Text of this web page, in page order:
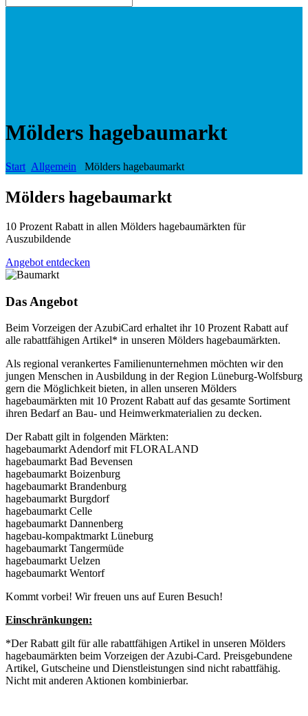
Mölders hagebaumarkt
Start Allgemein Mölders hagebaumarkt
Mölders hagebaumarkt
10 Prozent Rabatt in allen Mölders hagebaumärkten für
Auszubildende
Angebot entdecken
Das Angebot
Beim Vorzeigen der AzubiCard erhaltet ihr 10 Prozent Rabatt auf
alle rabattfähigen Artikel* in unseren Mölders hagebaumärkten.
Als regional verankertes Familienunternehmen möchten wir den
jungen Menschen in Ausbildung in der Region Lüneburg-Wolfsburg
gern die Möglichkeit bieten, in allen unseren Mölders
hagebaumärkten mit 10 Prozent Rabatt auf das gesamte Sortiment
ihren Bedarf an Bau- und Heimwerkmaterialien zu decken.
Der Rabatt gilt in folgenden Märkten:
hagebaumarkt Adendorf mit FLORALAND
hagebaumarkt Bad Bevensen
hagebaumarkt Boizenburg
hagebaumarkt Brandenburg
hagebaumarkt Burgdorf
hagebaumarkt Celle
hagebaumarkt Dannenberg
hagebau-kompaktmarkt Lüneburg
hagebaumarkt Tangermüde
hagebaumarkt Uelzen
hagebaumarkt Wentorf
Kommt vorbei! Wir freuen uns auf Euren Besuch!
Einschränkungen:
*Der Rabatt gilt für alle rabattfähigen Artikel in unseren Mölders
hagebaumärkten beim Vorzeigen der Azubi-Card. Preisgebundene
Artikel, Gutscheine und Dienstleistungen sind nicht rabattfähig.
Nicht mit anderen Aktionen kombinierbar.